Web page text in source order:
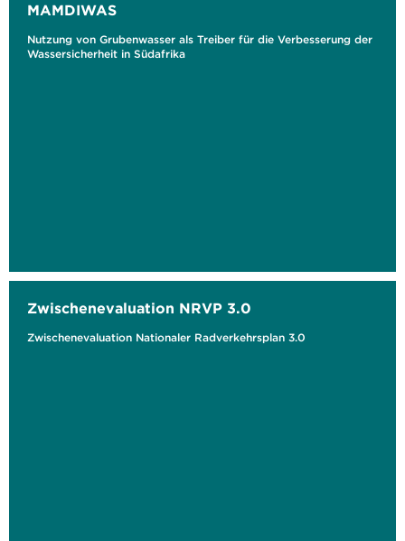
MAMDIWAS
Nutzung von Grubenwasser als Treiber für die Verbesserung der
Wassersicherheit in Südafrika
Zwischenevaluation NRVP 3.0
Zwischenevaluation Nationaler Radverkehrsplan 3.0